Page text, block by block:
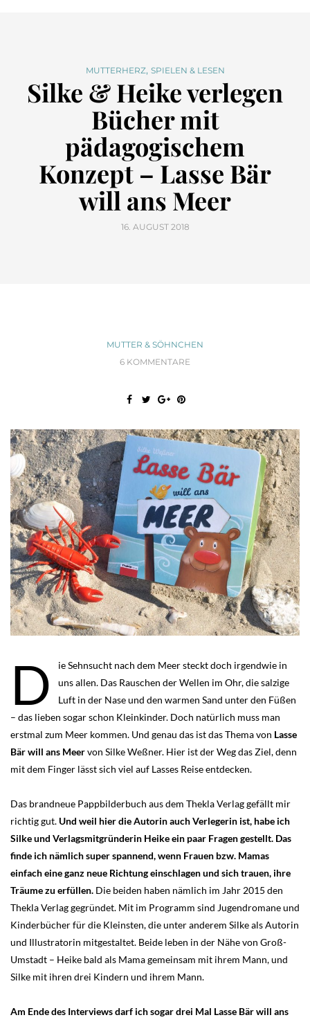
MUTTERHERZ, SPIELEN & LESEN
Silke & Heike verlegen
Bücher mit
pädagogischem
Konzept – Lasse Bär
will ans Meer
16. AUGUST 2018
MUTTER & SÖHNCHEN
6 KOMMENTARE
D
ie Sehnsucht nach dem Meer steckt doch irgendwie in
uns allen. Das Rauschen der Wellen im Ohr, die salzige
Luft in der Nase und den warmen Sand unter den Füßen
– das lieben sogar schon Kleinkinder. Doch natürlich muss man
erstmal zum Meer kommen. Und genau das ist das Thema von Lasse
Bär will ans Meervon Silke Weßner. Hier ist der Weg das Ziel, denn
mit dem Finger lässt sich viel auf Lasses Reise entdecken.
Das brandneue Pappbilderbuch aus dem Thekla Verlag gefällt mir
richtig gut.Und weil hier die Autorin auch Verlegerin ist, habe ich
Silke und Verlagsmitgründerin Heike ein paar Fragen gestellt. Das
finde ich nämlich super spannend, wenn Frauen bzw. Mamas
einfach eine ganz neue Richtung einschlagen und sich trauen, ihre
Träume zu erfüllen. Die beiden haben nämlich im Jahr 2015 den
Thekla Verlag gegründet. Mit im Programm sind Jugendromane und
Kinderbücher für die Kleinsten, die unter anderem Silke als Autorin
und Illustratorin mitgestaltet. Beide leben in der Nähe von Groß-
Umstadt – Heike bald als Mama gemeinsam mit ihrem Mann, und
Silke mit ihren drei Kindern und ihrem Mann.
Am Ende des Interviews darf ich sogar drei Mal Lasse Bär will ans